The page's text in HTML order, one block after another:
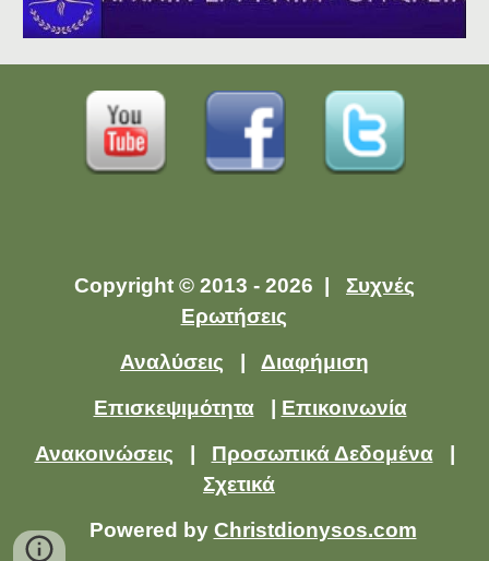
Copyright © 2013 - 2026 | Συχνές
Ερωτήσεις
Αναλύσεις
Διαφήμιση
Επισκεψιμότητα| Επικοινωνία
Ανακοινώσεις
Προσωπικά Δεδομένα|
Σχετικά
Powered by Christdionysos.com